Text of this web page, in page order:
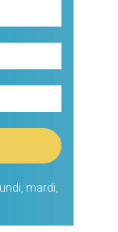
mardi,